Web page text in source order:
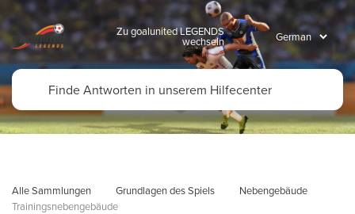
Zu goalunited LEGENDS
wechseln
Alle Sammlungen Grundlagen des Spiels
Nebengebäude
Trainingsnebengebäude